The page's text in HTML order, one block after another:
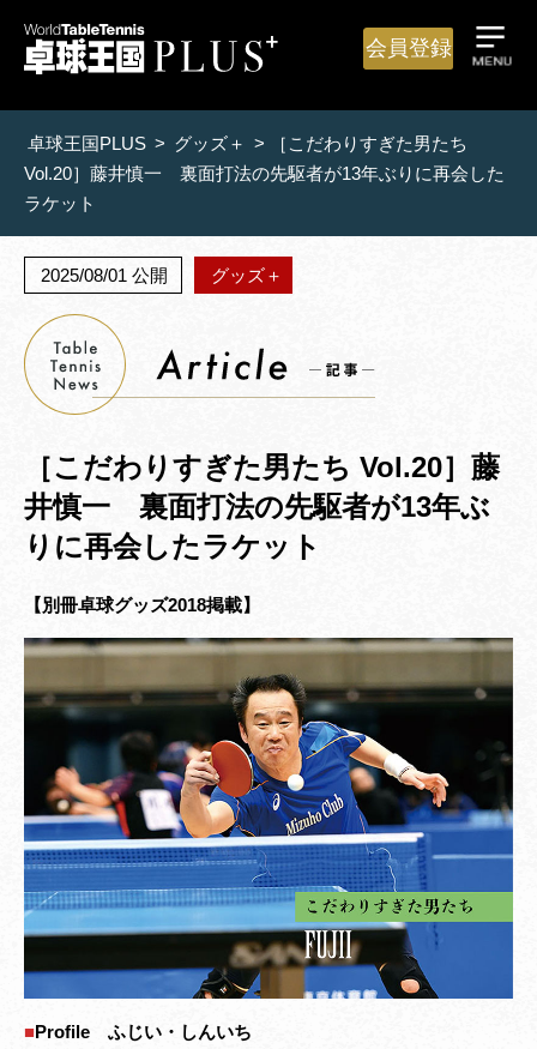
会員登録
卓球王国PLUS > グッズ＋ >
［こだわりすぎた男たち
Vol.20］藤井慎一 裏面打法の先駆者が13年ぶりに再会した
ラケット
2025/08/01 公開 グッズ＋
［こだわりすぎた男たち Vol.20］藤
井慎一 裏面打法の先駆者が13年ぶ
りに再会したラケット
【別冊卓球グッズ2018掲載】
■Profile ふじい・しんいち